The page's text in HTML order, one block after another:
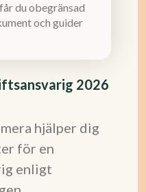
2026
hjälper dig
för en
enligt
du obegränsad
och guider